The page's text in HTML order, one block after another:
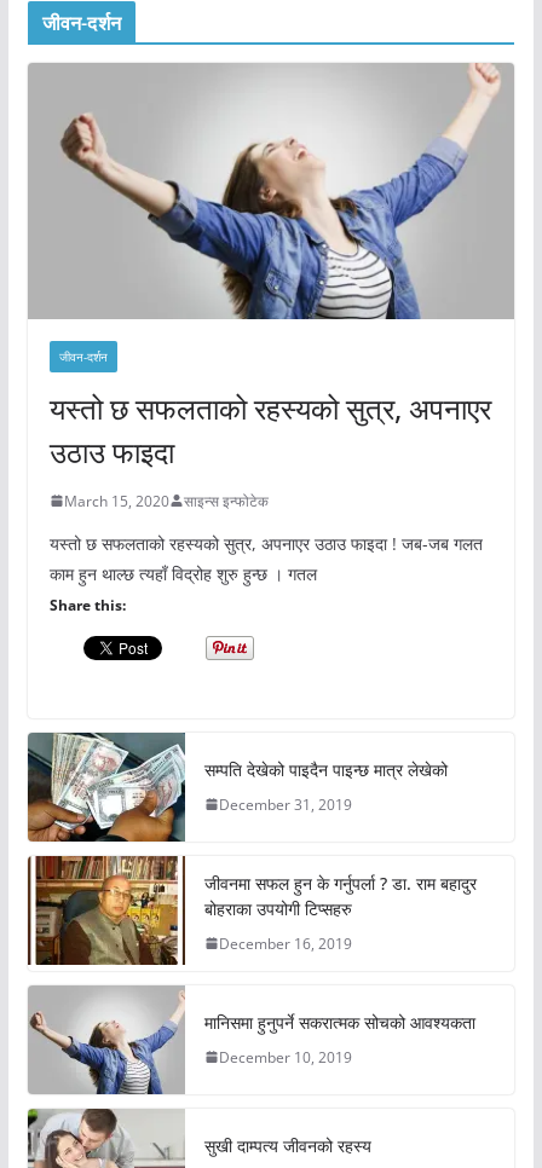
जीवन-दर्शन
जीवन-दर्शन
यस्तो छ सफलताको रहस्यको सुत्र, अपनाएर
उठाउ फाइदा
March 15, 2020 साइन्स इन्फोटेक
यस्तो छ सफलताको रहस्यको सुत्र, अपनाएर उठाउ फाइदा ! जब-जब गलत
काम हुन थाल्छ त्यहाँ विद्रोह शुरु हुन्छ । गतल
Share this:
सम्पति देखेको पाइदैन पाइन्छ मात्र लेखेको
December 31, 2019
जीवनमा सफल हुन के गर्नुपर्ला ? डा. राम बहादुर
बोहराका उपयोगी टिप्सहरु
December 16, 2019
मानिसमा हुनुपर्ने सकरात्मक सोचको आवश्यकता
December 10, 2019
सुखी दाम्पत्य जीवनको रहस्य